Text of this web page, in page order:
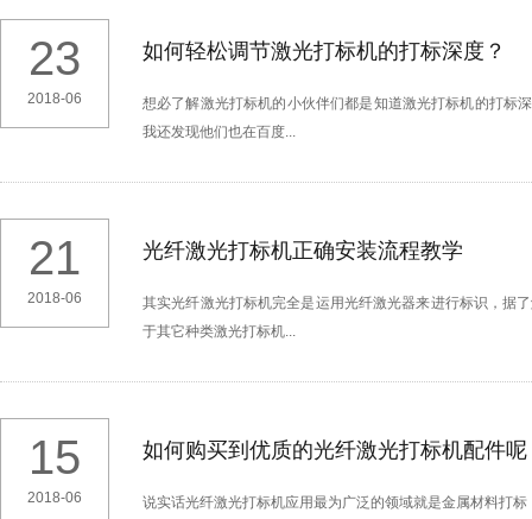
23
2018-06
如何轻松调节激光打标机的打标深度？
想必了解激光打标机的小伙伴们都是知道激光打标机的打标
我还发现他们也在百度...
21
2018-06
光纤激光打标机正确安装流程教学
其实光纤激光打标机完全是运用光纤激光器来进行标识，据
于其它种类激光打标机...
15
2018-06
如何购买到优质的光纤激光打标机配件呢
说实话光纤激光打标机应用最为广泛的领域就是金属材料打